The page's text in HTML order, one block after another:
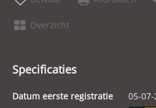
Overzicht
Specificaties
Datum eerste registratie
05-